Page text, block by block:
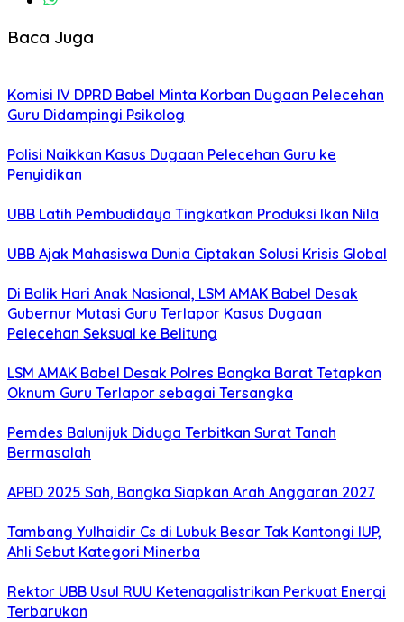
Baca Juga
Komisi IV DPRD Babel Minta Korban Dugaan Pelecehan
Guru Didampingi Psikolog
Polisi Naikkan Kasus Dugaan Pelecehan Guru ke
Penyidikan
UBB Latih Pembudidaya Tingkatkan Produksi Ikan Nila
UBB Ajak Mahasiswa Dunia Ciptakan Solusi Krisis Global
Di Balik Hari Anak Nasional, LSM AMAK Babel Desak
Gubernur Mutasi Guru Terlapor Kasus Dugaan
Pelecehan Seksual ke Belitung
LSM AMAK Babel Desak Polres Bangka Barat Tetapkan
Oknum Guru Terlapor sebagai Tersangka
Pemdes Balunijuk Diduga Terbitkan Surat Tanah
Bermasalah
APBD 2025 Sah, Bangka Siapkan Arah Anggaran 2027
Tambang Yulhaidir Cs di Lubuk Besar Tak Kantongi IUP,
Ahli Sebut Kategori Minerba
Rektor UBB Usul RUU Ketenagalistrikan Perkuat Energi
Terbarukan